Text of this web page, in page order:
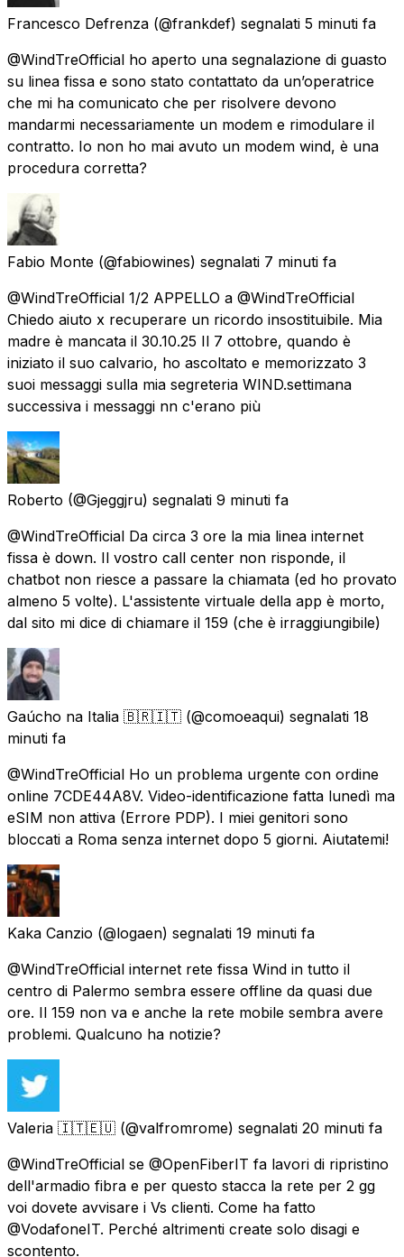
Francesco Defrenza (@frankdef) segnalati 5 minuti fa
@WindTreOfficial ho aperto una segnalazione di guasto
su linea fissa e sono stato contattato da un’operatrice
che mi ha comunicato che per risolvere devono
mandarmi necessariamente un modem e rimodulare il
contratto. Io non ho mai avuto un modem wind, è una
procedura corretta?
Fabio Monte (@fabiowines) segnalati 7 minuti fa
@WindTreOfficial 1/2 APPELLO a @WindTreOfficial
Chiedo aiuto x recuperare un ricordo insostituibile. Mia
madre è mancata il 30.10.25 Il 7 ottobre, quando è
iniziato il suo calvario, ho ascoltato e memorizzato 3
suoi messaggi sulla mia segreteria WIND.settimana
successiva i messaggi nn c'erano più
Roberto (@Gjeggjru) segnalati 9 minuti fa
@WindTreOfficial Da circa 3 ore la mia linea internet
fissa è down. Il vostro call center non risponde, il
chatbot non riesce a passare la chiamata (ed ho provato
almeno 5 volte). L'assistente virtuale della app è morto,
dal sito mi dice di chiamare il 159 (che è irraggiungibile)
Gaúcho na Italia 🇧🇷🇮🇹 (@comoeaqui) segnalati 18
minuti fa
@WindTreOfficial Ho un problema urgente con ordine
online 7CDE44A8V. Video-identificazione fatta lunedì ma
eSIM non attiva (Errore PDP). I miei genitori sono
bloccati a Roma senza internet dopo 5 giorni. Aiutatemi!
Kaka Canzio (@logaen) segnalati 19 minuti fa
@WindTreOfficial internet rete fissa Wind in tutto il
centro di Palermo sembra essere offline da quasi due
ore. Il 159 non va e anche la rete mobile sembra avere
problemi. Qualcuno ha notizie?
Valeria 🇮🇹🇪🇺 (@valfromrome) segnalati 20 minuti fa
@WindTreOfficial se @OpenFiberIT fa lavori di ripristino
dell'armadio fibra e per questo stacca la rete per 2 gg
voi dovete avvisare i Vs clienti. Come ha fatto
@VodafoneIT. Perché altrimenti create solo disagi e
scontento.